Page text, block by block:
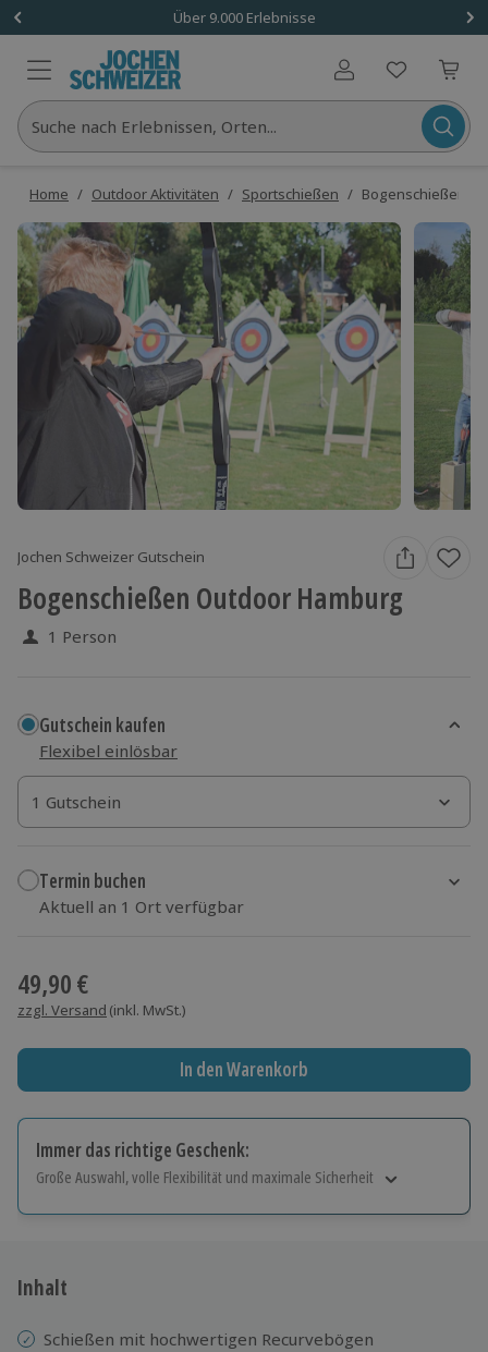
Über 9.000 Erlebnisse
Benutzerkonto
Suche nach Erlebnissen, Orten...
Home / Outdoor Aktivitäten / Sportschießen / Bogenschießen
Jochen Schweizer Gutschein
Bogenschießen Outdoor Hamburg
1 Person
Gutschein kaufen
Flexibel einlösbar
1 Gutschein
1 Gutschein
1 Gutschein
Termin buchen
Aktuell an 1 Ort verfügbar
49,90 €
zzgl. Versand (inkl. MwSt.)
In den Warenkorb
Immer das richtige Geschenk:
Große Auswahl, volle Flexibilität und maximale Sicherheit
Jeder Gutschein für alle Erlebnisse einlösbar.
Inhalt
Schießen mit hochwertigen Recurvebögen